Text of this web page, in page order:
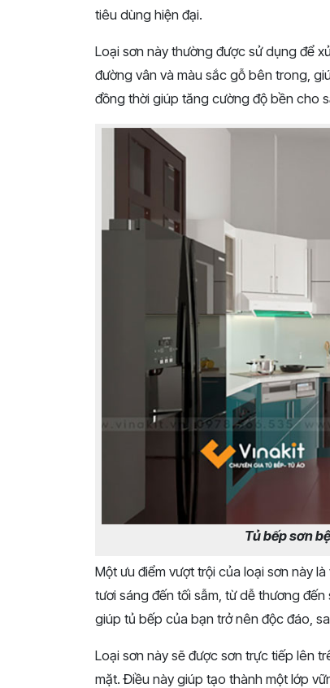
tiêu dùng hiện đại.
Loại sơn này thường được sử dụng để
đường vân và màu sắc gỗ bên trong,
đồng thời giúp tăng cường độ bền cho
Tủ bếp sơn
Một ưu điểm vượt trội của loại sơn này
tươi sáng đến tối sẫm, từ dễ thương
giúp tủ bếp của bạn trở nên độc đáo,
Loại sơn này sẽ được sơn trực tiếp lên
mặt. Điều này giúp tạo thành một lớp